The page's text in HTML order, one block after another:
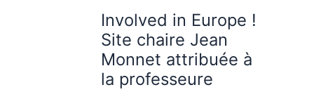
Involved in Europe !
Site chaire Jean
Monnet attribuée à
la professeure